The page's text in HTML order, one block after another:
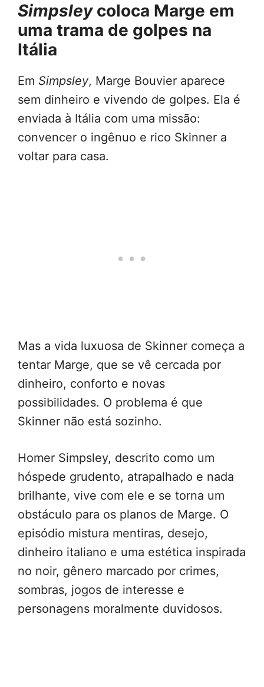
Simpsleycoloca Marge em
uma trama de golpes na
Itália
Em Simpsley, Marge Bouvier aparece
sem dinheiro e vivendo de golpes. Ela é
enviada à Itália com uma missão:
convencer o ingênuo e rico Skinner a
voltar para casa.
Mas a vida luxuosa de Skinner começa a
tentar Marge, que se vê cercada por
dinheiro, conforto e novas
possibilidades. O problema é que
Skinner não está sozinho.
Homer Simpsley, descrito como um
hóspede grudento, atrapalhado e nada
brilhante, vive com ele e se torna um
obstáculo para os planos de Marge. O
episódio mistura mentiras, desejo,
dinheiro italiano e uma estética inspirada
no noir, gênero marcado por crimes,
sombras, jogos de interesse e
personagens moralmente duvidosos.